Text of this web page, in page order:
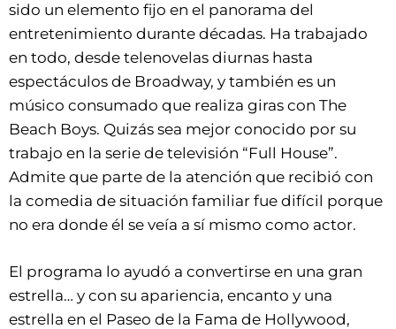
sido un elemento fijo en el panorama del
entretenimiento durante décadas. Ha trabajado
en todo, desde telenovelas diurnas hasta
espectáculos de Broadway, y también es un
músico consumado que realiza giras con The
Beach Boys. Quizás sea mejor conocido por su
trabajo en la serie de televisión “Full House”.
Admite que parte de la atención que recibió con
la comedia de situación familiar fue difícil porque
no era donde él se veía a sí mismo como actor.
El programa lo ayudó a convertirse en una gran
estrella… y con su apariencia, encanto y una
estrella en el Paseo de la Fama de Hollywood,